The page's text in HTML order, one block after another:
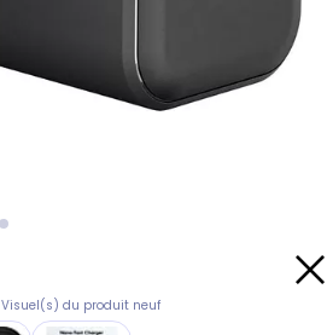
Visuel(s) du produit neuf